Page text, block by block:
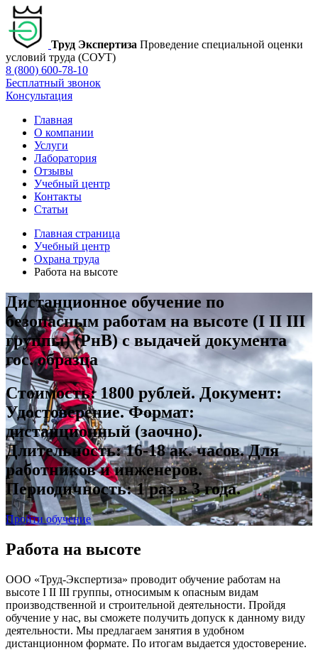
Труд Экспертиза Проведение специальной оценки
условий труда (СОУТ)
8 (800) 600-78-10
Бесплатный звонок
Консультация
Главная
О компании
Услуги
Лаборатория
Отзывы
Учебный центр
Контакты
Статьи
Главная страница
Учебный центр
Охрана труда
Работа на высоте
Дистанционное обучение по
безопасным работам на высоте (I II III
группы)(РнВ) с выдачей документа
гос. образца
Стоимость: 1800 рублей. Документ:
Удостоверение. Формат:
дистанционный (заочно).
Длительность: 16-18 ак. часов. Для
работников и инженеров.
Периодичность: 1 раз в 3 года.
Пройти обучение
Работа на высоте
ООО «Труд-Экспертиза» проводит обучение работам на
высоте I II III группы, относимым к опасным видам
производственной и строительной деятельности. Пройдя
обучение у нас, вы сможете получить допуск к данному виду
деятельности. Мы предлагаем занятия в удобном
дистанционном формате. По итогам выдается удостоверение.